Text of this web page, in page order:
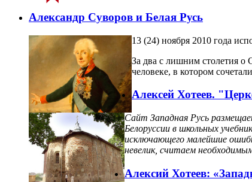
Александр Суворов и Белая Русь
13 (24) ноября 2010 года
За два с лишним столетия о
человеке, в котором
Алексей Хотеев.
Сайт Западная Русь
Белоруссии в школьных
исключающего малейшие
невелик, считаем
Алексий Хотеев: